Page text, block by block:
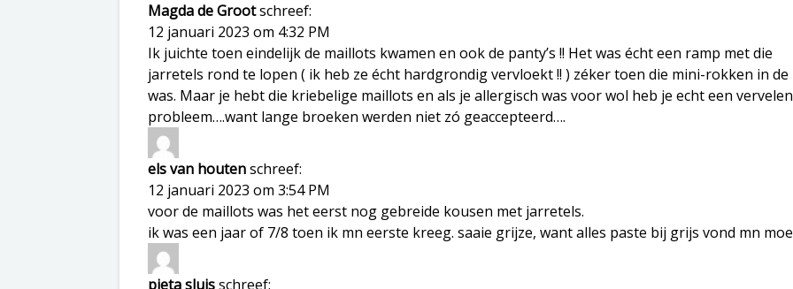
Magda de Grootschreef:
12 januari 2023 om 4:32 PM
Ik juichte toen eindelijk de maillots kwamen en ook de panty’s !! Het was écht een ramp met die
jarretels rond te lopen ( ik heb ze écht hardgrondig vervloekt !! ) zéker toen die mini-rokken in de
was. Maar je hebt die kriebelige maillots en als je allergisch was voor wol heb je echt een
probleem….want lange broeken werden niet zó geaccepteerd….
els van houtenschreef:
12 januari 2023 om 3:54 PM
voor de maillots was het eerst nog gebreide kousen met jarretels.
ik was een jaar of 7/8 toen ik mn eerste kreeg. saaie grijze, want alles paste bij grijs vond mn
pieta sluisschreef: